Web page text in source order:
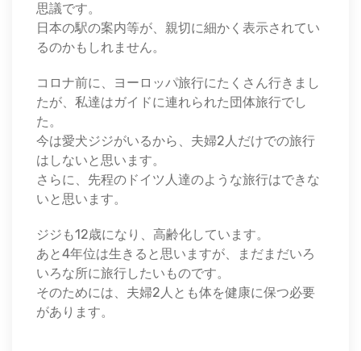
思議です。
日本の駅の案内等が、親切に細かく表示されてい
るのかもしれません。
コロナ前に、ヨーロッパ旅行にたくさん行きまし
たが、私達はガイドに連れられた団体旅行でし
た。
今は愛犬ジジがいるから、夫婦2人だけでの旅行
はしないと思います。
さらに、先程のドイツ人達のような旅行はできな
いと思います。
ジジも12歳になり、高齢化しています。
あと4年位は生きると思いますが、まだまだいろ
いろな所に旅行したいものです。
そのためには、夫婦2人とも体を健康に保つ必要
があります。